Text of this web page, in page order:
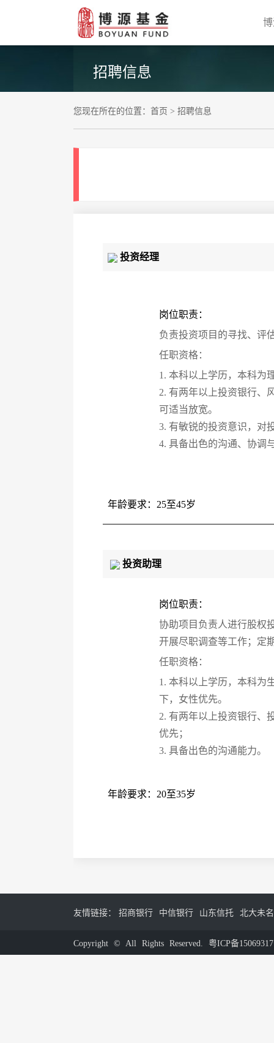
招聘信息
您现在所在的位置： 首页 > 招聘信息
投资经理
岗位职责：
负责投资项目的寻找、评
任职资格：
1. 本科以上学历，本科为
2. 有两年以上投资银行、
可适当放宽。
3. 有敏锐的投资意识，对
4. 具备出色的沟通、协调
年龄要求：25至45岁
投资助理
岗位职责：
协助项目负责人进行股权
开展尽职调查等工作；定
任职资格：
1. 本科以上学历，本科为
下，女性优先。
2. 有两年以上投资银行、
优先；
3. 具备出色的沟通能力。
年龄要求：20至35岁
友情链接： 招商银行 中信银行 山东信托 北大未名
Copyright © All Rights Reserved. 粤ICP备